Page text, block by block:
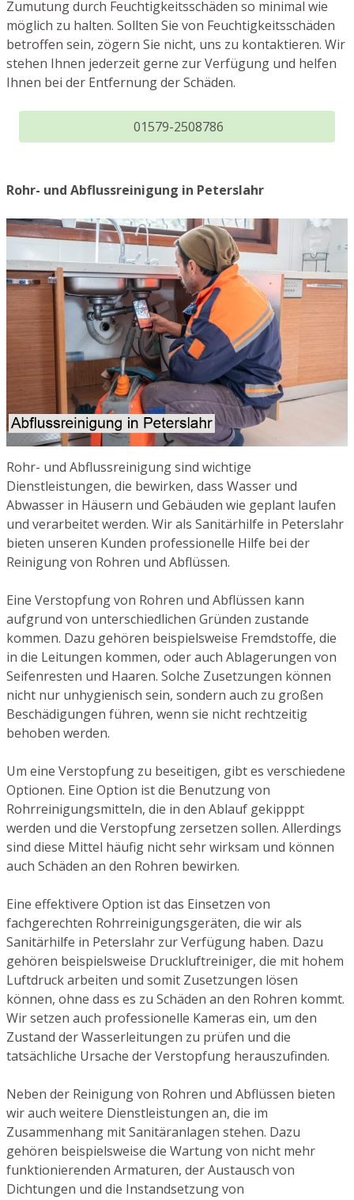
Zumutung durch Feuchtigkeitsschäden so minimal wie
möglich zu halten. Sollten Sie von Feuchtigkeitsschäden
betroffen sein, zögern Sie nicht, uns zu kontaktieren. Wir
stehen Ihnen jederzeit gerne zur Verfügung und helfen
Ihnen bei der Entfernung der Schäden.
01579-2508786
Rohr- und Abflussreinigung in Peterslahr
Rohr- und Abflussreinigung sind wichtige
Dienstleistungen, die bewirken, dass Wasser und
Abwasser in Häusern und Gebäuden wie geplant laufen
und verarbeitet werden. Wir als Sanitärhilfe in Peterslahr
bieten unseren Kunden professionelle Hilfe bei der
Reinigung von Rohren und Abflüssen.
Eine Verstopfung von Rohren und Abflüssen kann
aufgrund von unterschiedlichen Gründen zustande
kommen. Dazu gehören beispielsweise Fremdstoffe, die
in die Leitungen kommen, oder auch Ablagerungen von
Seifenresten und Haaren. Solche Zusetzungen können
nicht nur unhygienisch sein, sondern auch zu großen
Beschädigungen führen, wenn sie nicht rechtzeitig
behoben werden.
Um eine Verstopfung zu beseitigen, gibt es verschiedene
Optionen. Eine Option ist die Benutzung von
Rohrreinigungsmitteln, die in den Ablauf gekipppt
werden und die Verstopfung zersetzen sollen. Allerdings
sind diese Mittel häufig nicht sehr wirksam und können
auch Schäden an den Rohren bewirken.
Eine effektivere Option ist das Einsetzen von
fachgerechten Rohrreinigungsgeräten, die wir als
Sanitärhilfe in Peterslahr zur Verfügung haben. Dazu
gehören beispielsweise Druckluftreiniger, die mit hohem
Luftdruck arbeiten und somit Zusetzungen lösen
können, ohne dass es zu Schäden an den Rohren kommt.
Wir setzen auch professionelle Kameras ein, um den
Zustand der Wasserleitungen zu prüfen und die
tatsächliche Ursache der Verstopfung herauszufinden.
Neben der Reinigung von Rohren und Abflüssen bieten
wir auch weitere Dienstleistungen an, die im
Zusammenhang mit Sanitäranlagen stehen. Dazu
gehören beispielsweise die Wartung von nicht mehr
funktionierenden Armaturen, der Austausch von
Dichtungen und die Instandsetzung von